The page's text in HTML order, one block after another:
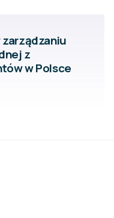
z
w Polsce